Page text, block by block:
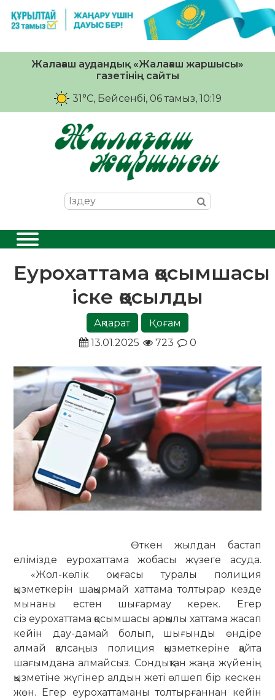
Жалағаш аудандық «Жалағаш жаршысы»
газетінің сайты
31°C, Бейсенбі, 06 тамыз, 10:19
Еурохаттама қосымшасы
іске қосылды
Ақпарат
Қоғам
13.01.2025
723 0
Өткен жылдан бастап
елімізде еурохаттама жобасы жүзеге асуда.
«Жол-көлік оқиғасы туралы полиция
қызметкерін шақырмай хаттама толтырар кезде
мынаны естен шығармау керек. Егер
сіз еурохаттама қосымшасы арқылы хаттама жасап
кейін дау-дамай болып, шығынды өндіре
алмай қалсаңыз полиция қызметкеріне қайта
шағымдана алмайсыз. Сондықтан жаңа жүйенің
қызметіне жүгінер алдын жеті өлшеп бір кескен
жөн. Егер еурохаттаманы толтырғаннан кейін